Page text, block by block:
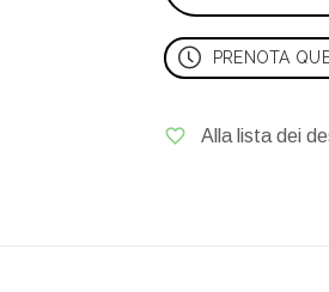
PRENOTA
Alla lista dei